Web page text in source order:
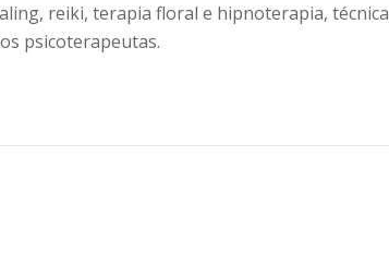
reiki, terapia floral e hipnoterapia, técnica
psicoterapeutas.